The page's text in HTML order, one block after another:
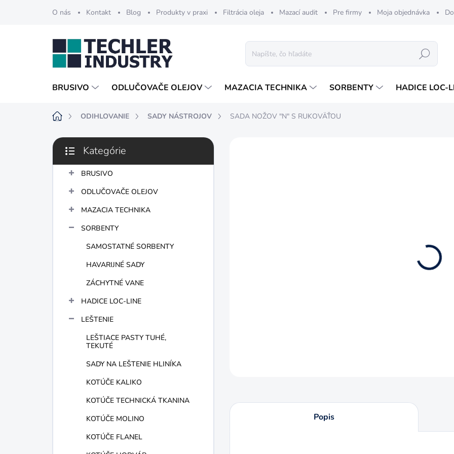
O nás Kontakt Blog Produkty v praxi Filtrácia oleja Mazací audit Pre firmy Moja objednávka
Hľadať
BRUSIVO ODLUČOVAČE OLEJOV MAZACIA TECHNIKA SORBENTY HADICE LOC-
DomovODIHLOVANIE SADY NÁSTROJOV SADA NOŽOV "N" S RUKOVÄŤOU
B
č
Preskočiť
kategórie
Kategórie
BRUSIVO
ODLUČOVAČE OLEJOV
MAZACIA TECHNIKA
SORBENTY
SAMOSTATNÉ SORBENTY
HAVARIJNÉ SADY
ZÁCHYTNÉ VANE
HADICE LOC-LINE
LEŠTENIE
LEŠTIACE PASTY TUHÉ,
TEKUTÉ
SADY NA LEŠTENIE HLINÍKA
KOTÚČE KALIKO
KOTÚČE TECHNICKÁ TKANINA
KOTÚČE MOLINO
KOTÚČE FLANEL
Popis